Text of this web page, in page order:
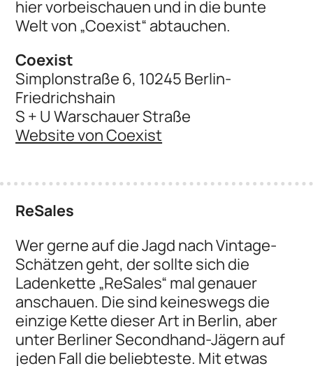
hier vorbeischauen und in die bunte
Welt von „Coexist“ abtauchen.
Coexist
Simplonstraße 6, 10245 Berlin-
Friedrichshain
S + U Warschauer Straße
Website von Coexist
ReSales
Wer gerne auf die Jagd nach Vintage-
Schätzen geht, der sollte sich die
Ladenkette „ReSales“ mal genauer
anschauen. Die sind keineswegs die
einzige Kette dieser Art in Berlin, aber
unter Berliner Secondhand-Jägern auf
jeden Fall die beliebteste. Mit etwas